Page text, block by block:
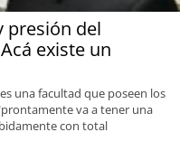
presión del
existe un
una facultad que poseen los
va a tener una
con total